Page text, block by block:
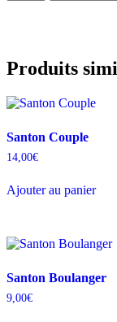
Produits
Santon Couple
14,00€
Ajouter au panier
Santon Boulanger
9,00€